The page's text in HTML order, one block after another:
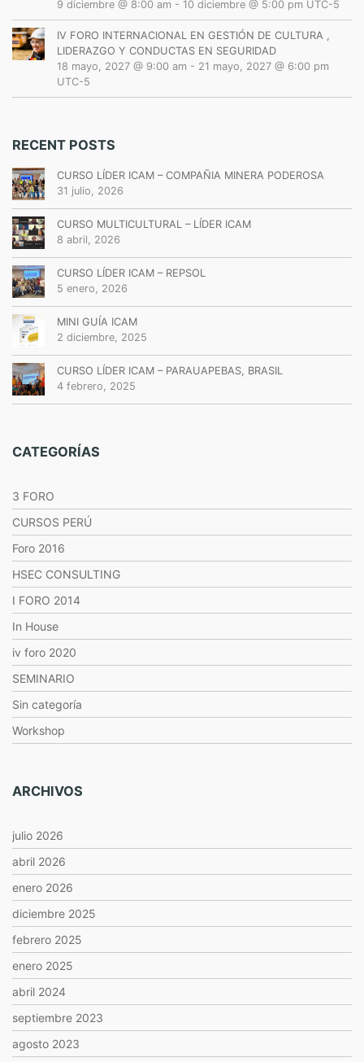
9 diciembre @ 8:00 am - 10 diciembre @ 5:00 pm UTC-5
IV FORO INTERNACIONAL EN GESTIÓN DE CULTURA ,
LIDERAZGO Y CONDUCTAS EN SEGURIDAD
18 mayo, 2027 @ 9:00 am - 21 mayo, 2027 @ 6:00 pm
UTC-5
RECENT POSTS
CURSO LÍDER ICAM – COMPAÑIA MINERA PODEROSA
31 julio, 2026
CURSO MULTICULTURAL – LÍDER ICAM
8 abril, 2026
CURSO LÍDER ICAM – REPSOL
5 enero, 2026
MINI GUÍA ICAM
2 diciembre, 2025
CURSO LÍDER ICAM – PARAUAPEBAS, BRASIL
4 febrero, 2025
CATEGORÍAS
3 FORO
CURSOS PERÚ
Foro 2016
HSEC CONSULTING
I FORO 2014
In House
iv foro 2020
SEMINARIO
Sin categoría
Workshop
ARCHIVOS
julio 2026
abril 2026
enero 2026
diciembre 2025
febrero 2025
enero 2025
abril 2024
septiembre 2023
agosto 2023